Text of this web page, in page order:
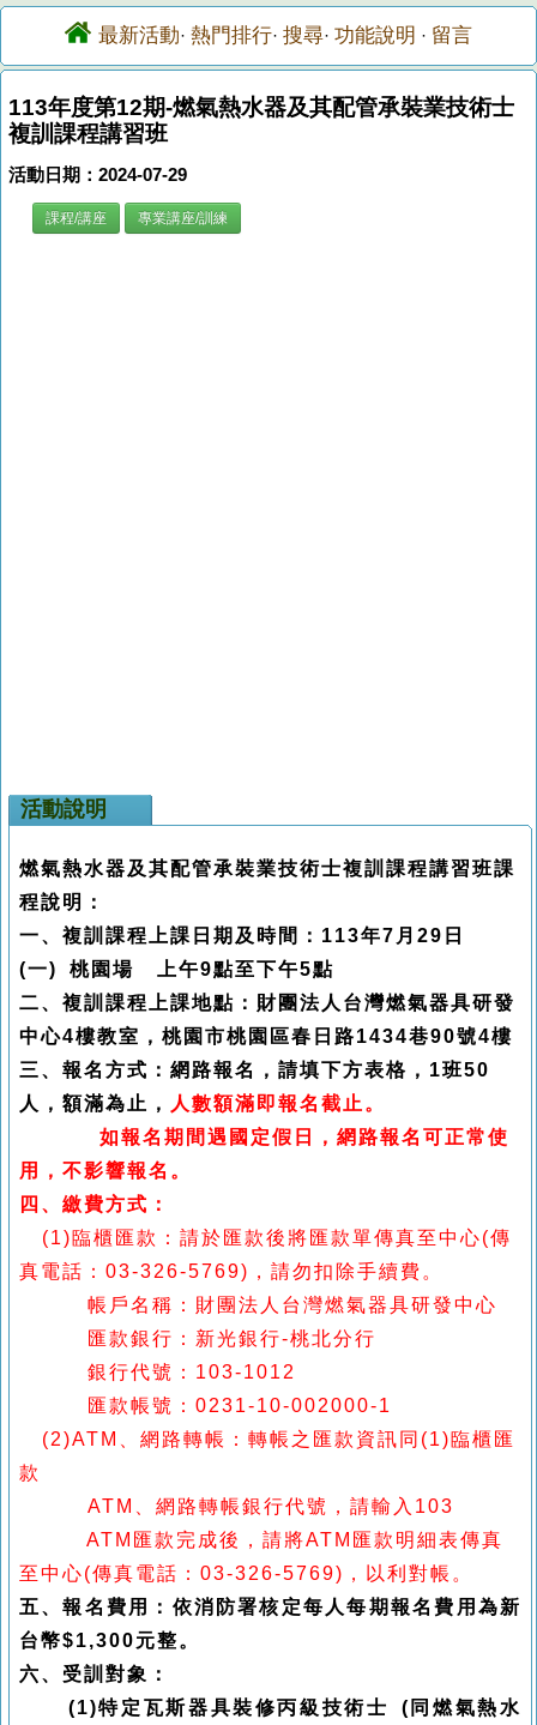
最新活動· 熱門排行· 搜尋· 功能說明 · 留言
113年度第12期-燃氣熱水器及其配管承裝業技術士
複訓課程講習班
活動日期：2024-07-29
課程/講座 專業講座/訓練
活動說明
燃氣熱水器及其配管承裝業技術士複訓課程講習班課
程說明：
一、複訓課程上課日期及時間：113年7月29日
(一) 桃園場 上午9點至下午5點
二、複訓課程上課地點：財團法人台灣燃氣器具研發
中心4樓教室，桃園市桃園區春日路1434巷90號4樓
三、報名方式：網路報名，請填下方表格，1班50
人，額滿為止，
人數額滿即報名截止。
如報名期間遇國定假日，網路報名可正常使
用，不影響報名。
四、繳費方式：
(1)臨櫃匯款：請於匯款後將匯款單傳真至中心(傳
真電話：03-326-5769)，請勿扣除手續費。
帳戶名稱：財團法人台灣燃氣器具研發中心
匯款銀行：新光銀行-桃北分行
銀行代號：103-1012
匯款帳號：0231-10-002000-1
(2)ATM、網路轉帳：轉帳之匯款資訊同(1)臨櫃匯
款
ATM、網路轉帳銀行代號，請輸入103
ATM 匯款完成後，請將ATM匯款明細表傳真
至中心(傳真電話：03-326-5769)，以利對帳。
五、報名費用：依消防署核定每人每期 報名費用為新
台幣$1,300元整。
六、受訓對象：
(1)特定瓦斯器具裝修丙級技術士 (同燃氣熱水